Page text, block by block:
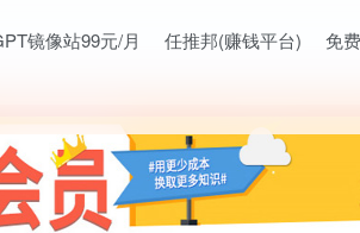
镜像站99元/月 任推邦(赚钱平台) 免